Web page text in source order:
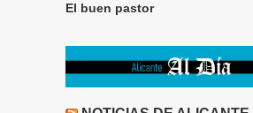
El buen pastor